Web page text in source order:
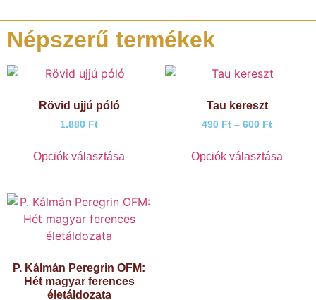
Népszerű termékek
Rövid ujjú póló
1.880 Ft
Opciók választása
Tau kereszt
490 Ft – 600 Ft
Opciók választása
P. Kálmán Peregrin OFM:
Hét magyar ferences
életáldozata